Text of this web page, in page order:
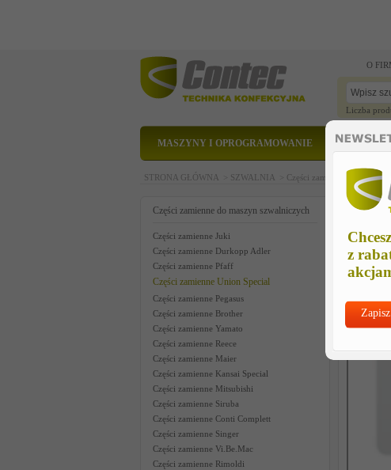
z
O
Liczba
MASZYNY I OPROGRAMOWANIE
STRONA GŁÓWNA > SZWALNIA > Części zamienne do
Części zamienne do maszyn szwalniczych
Części zamienne Juki
Części zamienne Durkopp Adler
Części zamienne Pfaff
Części zamienne Union Special
Części zamienne Pegasus
Części zamienne Brother
Części zamienne Yamato
Części zamienne Reece
Części zamienne Maier
Części zamienne Kansai Special
Części zamienne Mitsubishi
Części zamienne Siruba
Części zamienne Conti Complett
Części zamienne Singer
Części zamienne Vi.Be.Mac
Części zamienne Rimoldi
tape